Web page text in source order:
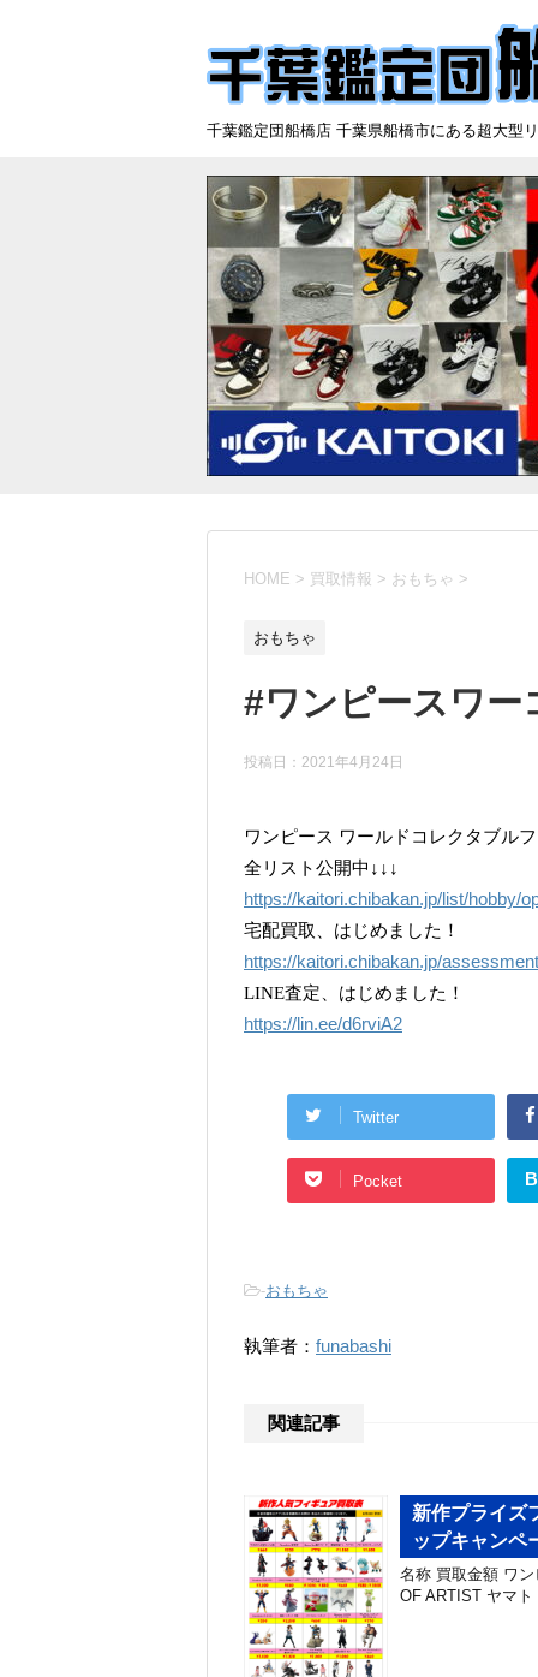
千葉鑑定団船橋店 千葉県船橋市にある超大
HOME > 買取情報 > おもちゃ >
おもちゃ
#ワンピースワー
投稿日： 2021年4月24日
ワンピース ワールドコレクタブル
全リスト公開中↓↓↓
https://kaitori.chibakan.jp/list/hobby/
宅配買取、はじめました！
https://kaitori.chibakan.jp/
LINE査定、はじめました！
https://lin.ee/d6rviA2
Twitter
Pocket
-おもちゃ
執筆者： funabashi
関連記事
新作プライズ
ップキャンペ
名称 買取金額 ワ
OF ARTIST ヤマ